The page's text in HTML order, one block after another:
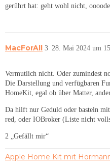
gerührt hat: geht wohl nicht,
MacForAll 28. Mai 2024 um
3
Vermutlich nicht. Oder zumindest
Die Darstellung und verfügbaren
HomeKit, egal ob über Matter,
Da hilft nur Geduld oder basteln
red, oder IOBroker (Liste nicht
2 „Gefällt mir“
Apple Home Kit mit